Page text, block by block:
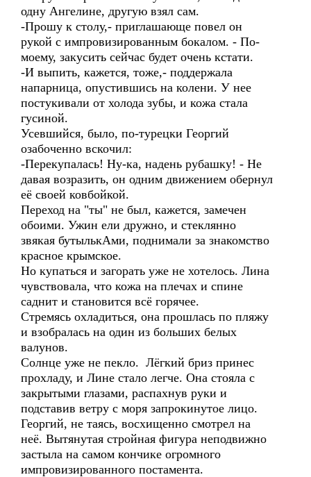
одну Ангелине, другую взял сам.
-Прошу к столу,- приглашающе повел он
рукой с импровизированным бокалом. - По-
моему, закусить сейчас будет очень кстати.
-И выпить, кажется, тоже,- поддержала
напарница, опустившись на колени. У нее
постукивали от холода зубы, и кожа стала
гусиной.
Усевшийся, было, по-турецки Георгий
озабоченно вскочил:
-Перекупалась! Ну-ка, надень рубашку! - Не
давая возразить, он одним движением обернул
её своей ковбойкой.
Переход на "ты" не был, кажется, замечен
обоими. Ужин ели дружно, и стеклянно
звякая бутылькАми, поднимали за знакомство
красное крымское.
Но купаться и загорать уже не хотелось. Лина
чувствовала, что кожа на плечах и спине
саднит и становится всё горячее.
Стремясь охладиться, она прошлась по пляжу
и взобралась на один из больших белых
валунов.
Солнце уже не пекло. Лёгкий бриз принес
прохладу, и Лине стало легче. Она стояла с
закрытыми глазами, распахнув руки и
подставив ветру с моря запрокинутое лицо.
Георгий, не таясь, восхищенно смотрел на
неё. Вытянутая стройная фигура неподвижно
застыла на самом кончике огромного
импровизированного постамента.